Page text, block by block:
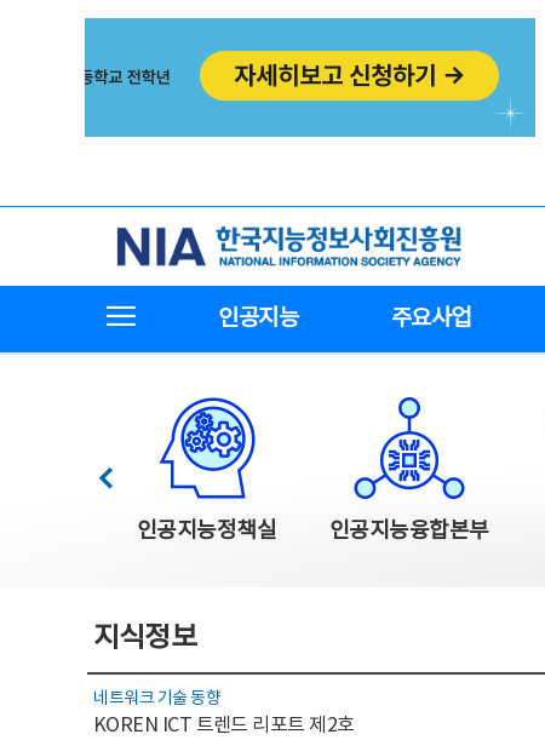
한국지능정보사회진흥원
인공지능 주요사업
한국지능정보사회진흥원 주요사업
인공지능정책실 인공지능융합본부
이전
지식정보
네트워크 기술 동향
KOREN ICT 트렌드 리포트 제2호